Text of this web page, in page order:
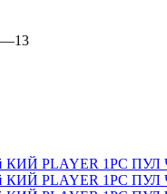
—13